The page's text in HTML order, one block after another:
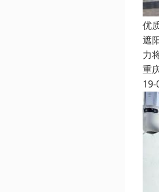
优
遮
力
重
19-